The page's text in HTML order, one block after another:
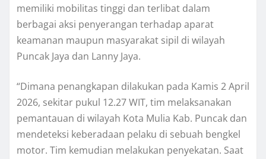
memiliki mobilitas tinggi dan terlibat dalam
berbagai aksi penyerangan terhadap aparat
keamanan maupun masyarakat sipil di wilayah
Puncak Jaya dan Lanny Jaya.
“Dimana penangkapan dilakukan pada Kamis 2 April
2026, sekitar pukul 12.27 WIT, tim melaksanakan
pemantauan di wilayah Kota Mulia Kab. Puncak dan
mendeteksi keberadaan pelaku di sebuah bengkel
motor. Tim kemudian melakukan penyekatan. Saat